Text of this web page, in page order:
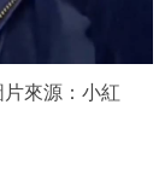
來源：小紅